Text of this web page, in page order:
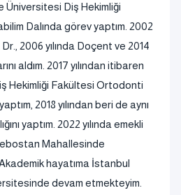
Üniversitesi Diş Hekimliği
Dalında görev yaptım. 2002
Dr., 2006 yılında Doçent ve 2014
aldım. 2017 yılından itibaren
Hekimliği Fakültesi Ortodonti
2018 yılından beri de aynı
yaptım. 2022 yılında emekli
Mahallesinde
hayatıma İstanbul
devam etmekteyim.